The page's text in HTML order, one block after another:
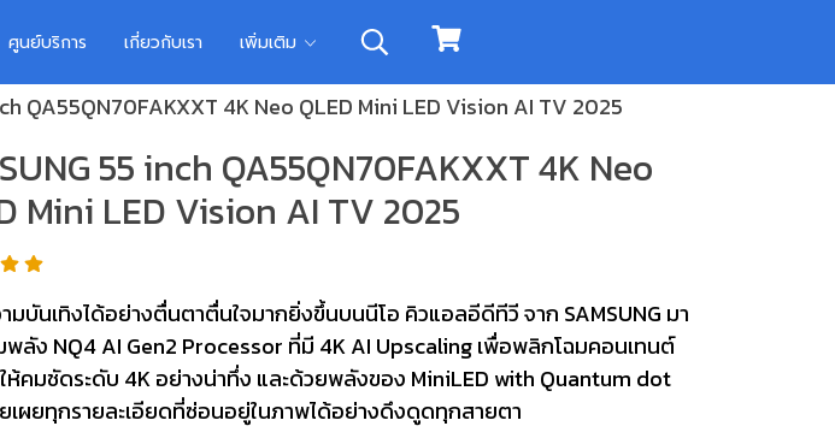
ศูนย์บริการ เกี่ยวกับเรา เพิ่มเติม
QA55QN70FAKXXT 4K Neo QLED Mini LED Vision AI TV 2025
55 inch QA55QN70FAKXXT 4K Neo
Mini LED Vision AI TV 2025
มบันเทิงได้อย่างตื่นตาตื่นใจมากยิ่งขึ้นบนนีโอ คิวแอลอีดีทีวี จาก SAMSUNG มา
ลัง NQ4 AI Gen2 Processor ที่มี 4K AI Upscaling เพื่อพลิกโฉมคอนเทนต์
ห้คมชัดระดับ 4K อย่างน่าทึ่ง และด้วยพลังของ MiniLED with Quantum dot
เผยทุกรายละเอียดที่ซ่อนอยู่ในภาพได้อย่างดึงดูดทุกสายตา